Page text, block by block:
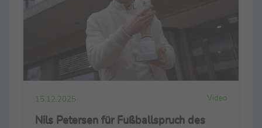
15.12.2025 Video
Nils Petersen für Fußballspruch des